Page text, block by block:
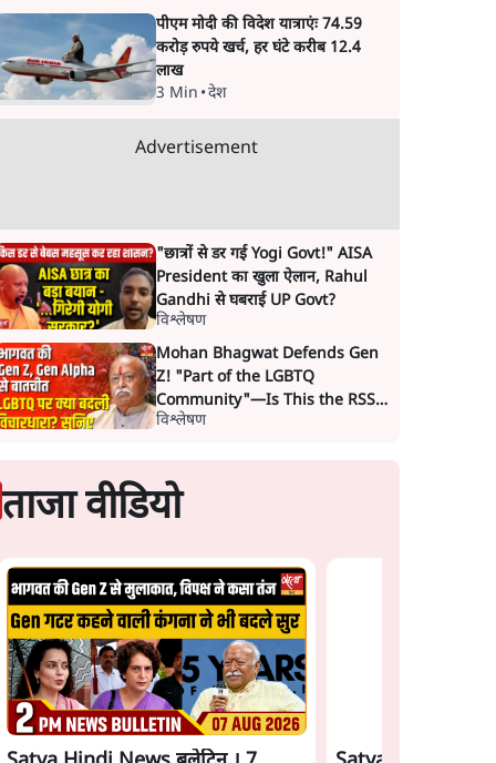
पीएम मोदी की विदेश यात्राएंः 74.59
करोड़ रुपये खर्च, हर घंटे करीब 12.4
लाख
3 Min •देश
Advertisement
"छात्रों से डर गई Yogi Govt!" AISA
President का खुला ऐलान, Rahul
Gandhi से घबराई UP Govt?
विश्लेषण
Mohan Bhagwat Defends Gen
Z! "Part of the LGBTQ
Community"—Is This the RSS's
New Move?
विश्लेषण
ताजा वीडियो